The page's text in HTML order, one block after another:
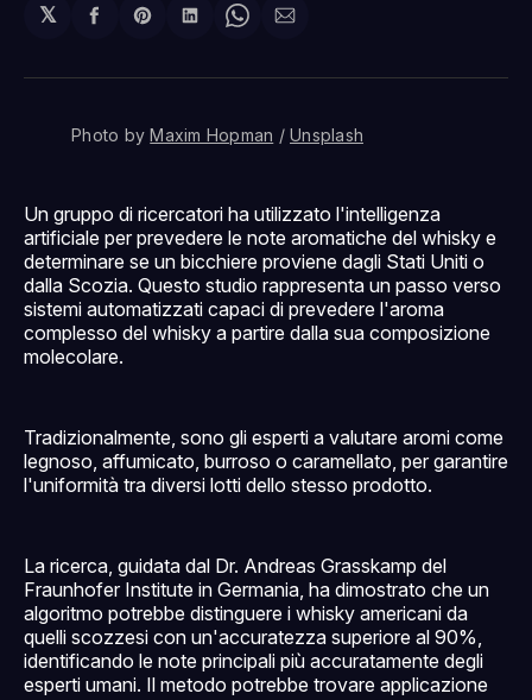
𝕏
Condividi
Facebook
Share
Pinterest
Condividi
LinkedIn
Share
WhatsApp
Condividi
email
Photo by Maxim Hopman / Unsplash
Un gruppo di ricercatori ha utilizzato l'intelligenza
artificiale per prevedere le note aromatiche del whisky e
determinare se un bicchiere proviene dagli Stati Uniti o
dalla Scozia. Questo studio rappresenta un passo verso
sistemi automatizzati capaci di prevedere l'aroma
complesso del whisky a partire dalla sua composizione
molecolare.
Tradizionalmente, sono gli esperti a valutare aromi come
legnoso, affumicato, burroso o caramellato, per garantire
l'uniformità tra diversi lotti dello stesso prodotto.
La ricerca, guidata dal Dr. Andreas Grasskamp del
Fraunhofer Institute in Germania, ha dimostrato che un
algoritmo potrebbe distinguere i whisky americani da
quelli scozzesi con un'accuratezza superiore al 90%,
identificando le note principali più accuratamente degli
esperti umani. Il metodo potrebbe trovare applicazione